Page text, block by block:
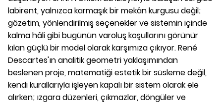
labirent, yalnızca karmaşık bir mekân kurgusu değil;
gözetim, yönlendirilmiş seçenekler ve sistemin içinde
kalma hâli gibi bugünün varoluş koşullarını görünür
kılan güçlü bir model olarak karşımıza çıkıyor. René
Descartes'ın analitik geometri yaklaşımından
beslenen proje, matematiği estetik bir süsleme değil,
kendi kurallarıyla işleyen kapalı bir sistem olarak ele
alırken; ızgara düzenleri, çıkmazlar, döngüler ve